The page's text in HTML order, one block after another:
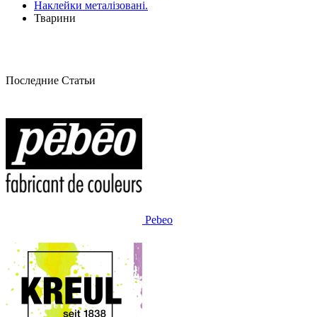
Наклейки металізовані.
Тварини
Последние Статьи
Pebeo